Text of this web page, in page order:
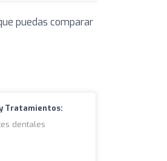
puedas comparar
Tratamientos:
dentales